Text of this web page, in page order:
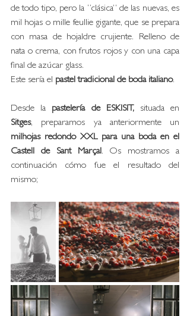
de todo tipo, pero la “clásica” de las nuevas, es
mil hojas o mille feullie gigante, que se prepara
con masa de hojaldre crujiente. Relleno de
nata o crema, con frutos rojos y con una capa
final de azúcar glass.
Este sería el pastel tradicional de boda italiano.
Desde la pastelería de ESKISIT,
Sitges
milhojas redondo XXL para una boda en el
Castell de Sant Marçal. Os mostramos a
continuación cómo fue el resultado del
mismo;